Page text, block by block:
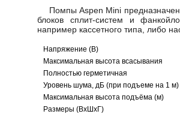
Помпы Aspen Mini
блоков сплит-систем и
например кассетного типа, либо
Напряжение (В)
Максимальная высота всасывания
Полностью герметичная
Уровень шума, дБ (при подъеме на 1 м)
Максимальная высота подъёма (м)
Размеры (ВхШхГ)